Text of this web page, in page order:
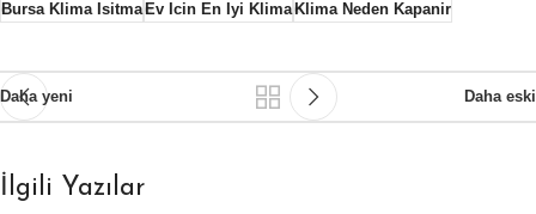
Bursa Klima IsitmaEv Icin En Iyi KlimaKlima Neden Kapanir
Daha yeni Daha eski
İlgili Yazılar